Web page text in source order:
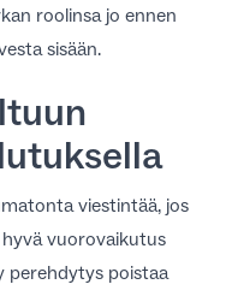
roolinsa jo ennen
sisään.
viestintää, jos
vuorovaikutus
perehdytys poistaa